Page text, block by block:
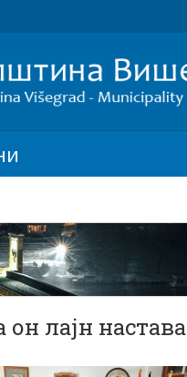
он лајн настава